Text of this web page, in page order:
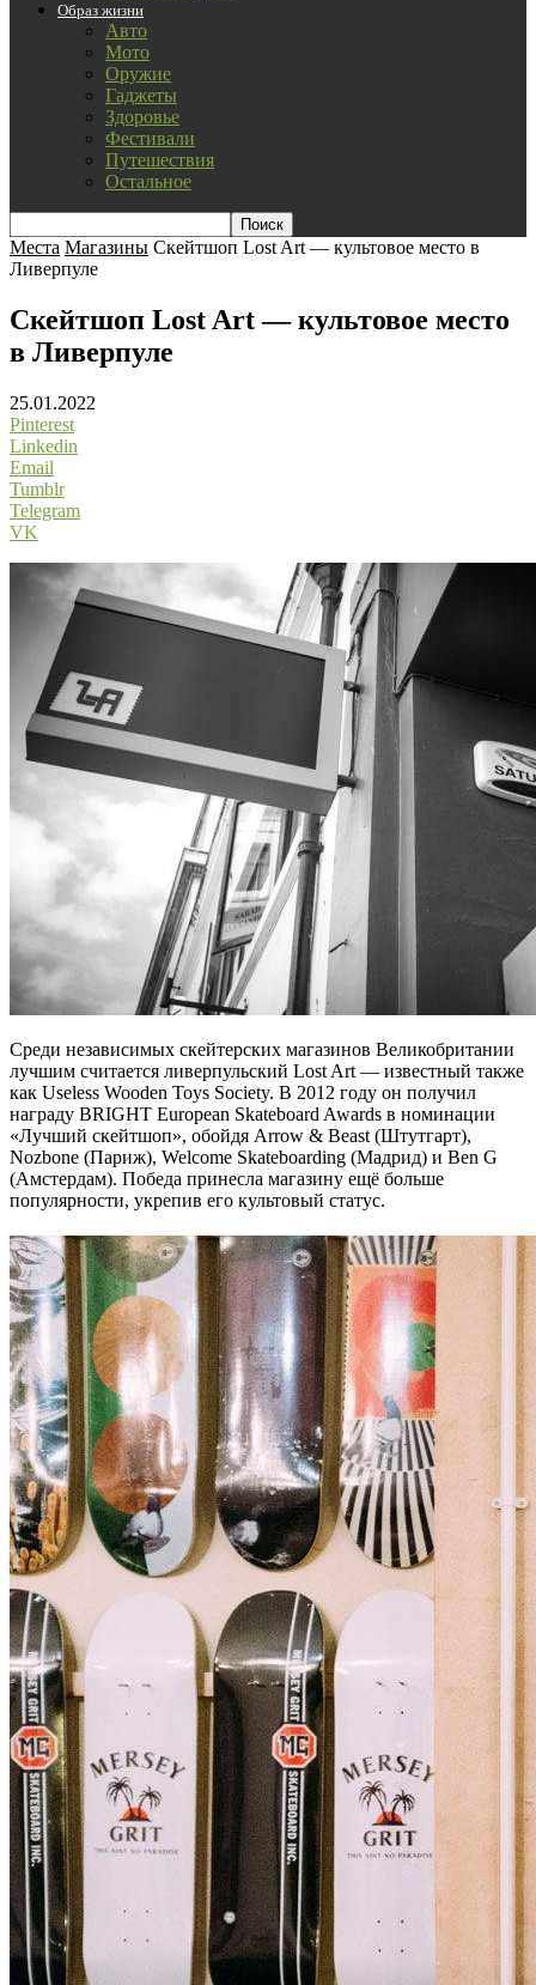
Образ жизни
Авто
Мото
Оружие
Гаджеты
Здоровье
Фестивали
Путешествия
Остальное
Места Магазины Скейтшоп Lost Art — культовое место в
Ливерпуле
Скейтшоп Lost Art — культовое место
в Ливерпуле
25.01.2022
Pinterest
Linkedin
Email
Tumblr
Telegram
VK
Среди независимых скейтерских магазинов Великобритании
лучшим считается ливерпульский Lost Art — известный также
как Useless Wooden Toys Society. В 2012 году он получил
награду BRIGHT European Skateboard Awards в номинации
«Лучший скейтшоп», обойдя Arrow & Beast (Штутгарт),
Nozbone (Париж), Welcome Skateboarding (Мадрид) и Ben G
(Амстердам). Победа принесла магазину ещё больше
популярности, укрепив его культовый статус.